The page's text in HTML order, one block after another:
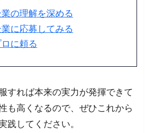
の理解を深める
に応募してみる
に頼る
すれば本来の実力が発揮できて
も高くなるので、ぜひこれから
践してください。